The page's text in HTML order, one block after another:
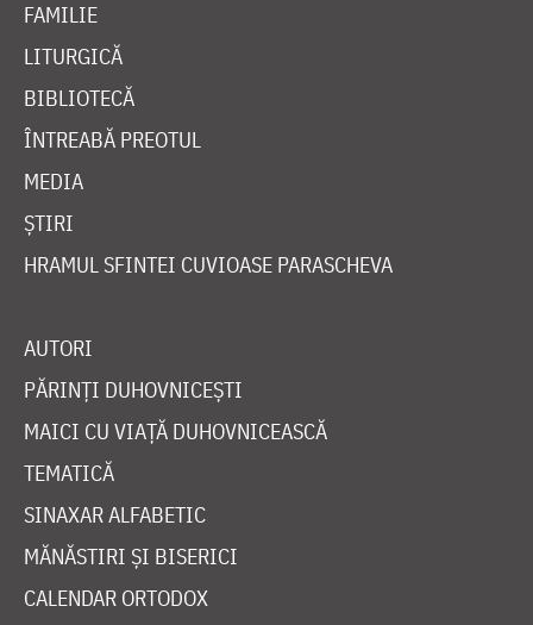
FAMILIE
LITURGICĂ
BIBLIOTECĂ
ÎNTREABĂ PREOTUL
MEDIA
ȘTIRI
HRAMUL SFINTEI CUVIOASE PARASCHEVA
AUTORI
PĂRINȚI DUHOVNICEȘTI
MAICI CU VIAȚĂ DUHOVNICEASCĂ
TEMATICĂ
SINAXAR ALFABETIC
MĂNĂSTIRI ȘI BISERICI
CALENDAR ORTODOX